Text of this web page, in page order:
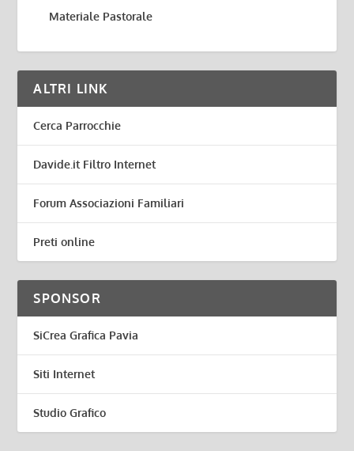
Materiale Pastorale
ALTRI LINK
Cerca Parrocchie
Davide.it Filtro Internet
Forum Associazioni Familiari
Preti online
SPONSOR
SiCrea Grafica Pavia
Siti Internet
Studio Grafico